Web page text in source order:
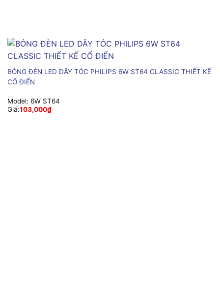
BÓNG ĐÈN LED DÂY TÓC PHILIPS 6W ST64 CLASSIC THIẾT KẾ
CỔ ĐIỂN
Model: 6W ST64
Giá:103,000₫